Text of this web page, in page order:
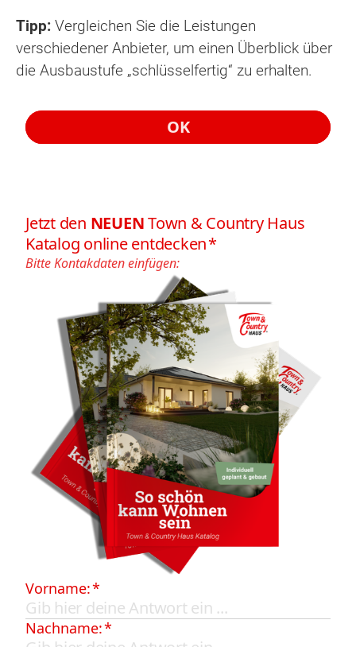
Tipp: Vergleichen Sie die Leistungen
verschiedener Anbieter, um einen Überblick über
die Ausbaustufe „schlüsselfertig“ zu erhalten.